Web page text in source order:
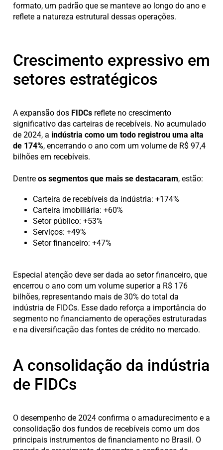
formato, um padrão que se manteve ao longo do ano e
reflete a natureza estrutural dessas operações.
Crescimento expressivo em
setores estratégicos
A expansão dos FIDCs reflete no crescimento
significativo das carteiras de recebíveis. No acumulado
de 2024, a indústria como um todo registrou uma alta
de 174%, encerrando o ano com um volume de R$ 97,4
bilhões em recebíveis.
Dentre os segmentos que mais se destacaram, estão:
Carteira de recebíveis da indústria: +174%
Carteira imobiliária: +60%
Setor público: +53%
Serviços: +49%
Setor financeiro: +47%
Especial atenção deve ser dada ao setor financeiro, que
encerrou o ano com um volume superior a R$ 176
bilhões, representando mais de 30% do total da
indústria de FIDCs. Esse dado reforça a importância do
segmento no financiamento de operações estruturadas
e na diversificação das fontes de crédito no mercado.
A consolidação da indústria
de FIDCs
O desempenho de 2024 confirma o amadurecimento e a
consolidação dos fundos de recebíveis como um dos
principais instrumentos de financiamento no Brasil. O